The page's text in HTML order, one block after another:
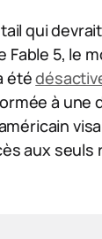
qui
Fable 5, le
été
à une
aux